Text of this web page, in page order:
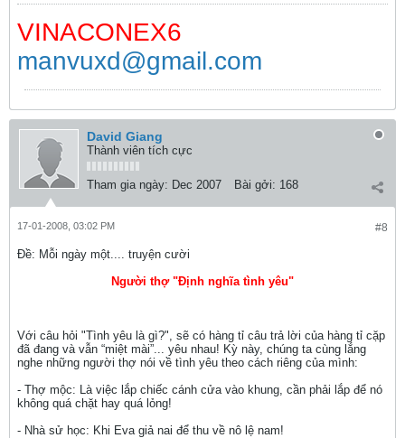
VINACONEX6
manvuxd@gmail.com
David Giang
Thành viên tích cực
Tham gia ngày: Dec 2007 Bài gởi: 168
#8
17-01-2008, 03:02 PM
Ðề: Mỗi ngày một.... truyện cười
Người thợ "Định nghĩa tình yêu"
Với câu hỏi "Tình yêu là gì?", sẽ có hàng tỉ câu trả lời của hàng tỉ cặp
đã đang và vẫn “miệt mài”... yêu nhau! Kỳ này, chúng ta cùng lắng
nghe những người thợ nói về tình yêu theo cách riêng của mình:
- Thợ mộc: Là việc lắp chiếc cánh cửa vào khung, cần phải lắp để nó
không quá chặt hay quá lỏng!
- Nhà sử học: Khi Eva giả nai để thu về nô lệ nam!